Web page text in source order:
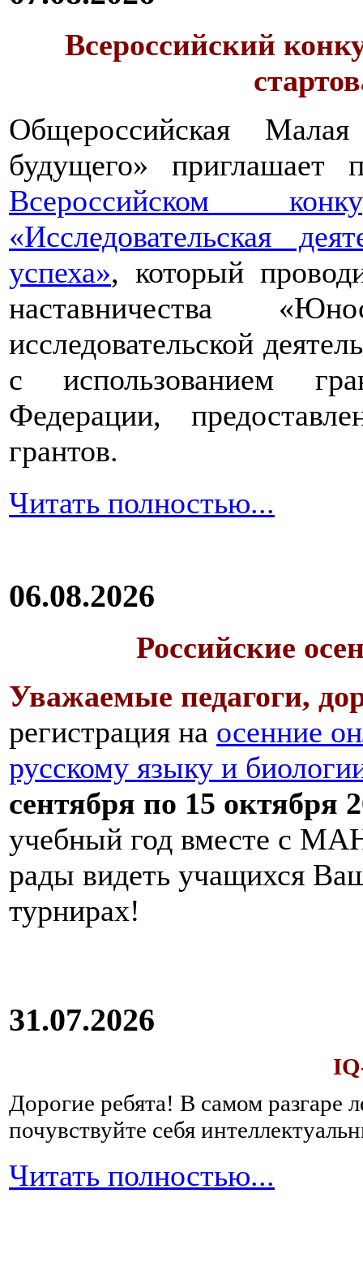
Всероссийский
Общероссийская
будущего» приглашает
Всероссийском
«Исследовательская
успеха», который
наставничества
исследовательской
с использованием
Федерации,
грантов.
Читать полностью...
06.08.2026
Российские
Уважаемые педагоги,
регистрация на осенние
русскому языку и
сентября по 15 октября
учебный год вместе с
рады видеть учащихся
турнирах!
31.07.2026
Дорогие ребята! В самом разгаре
почувствуйте себя
Читать полностью...